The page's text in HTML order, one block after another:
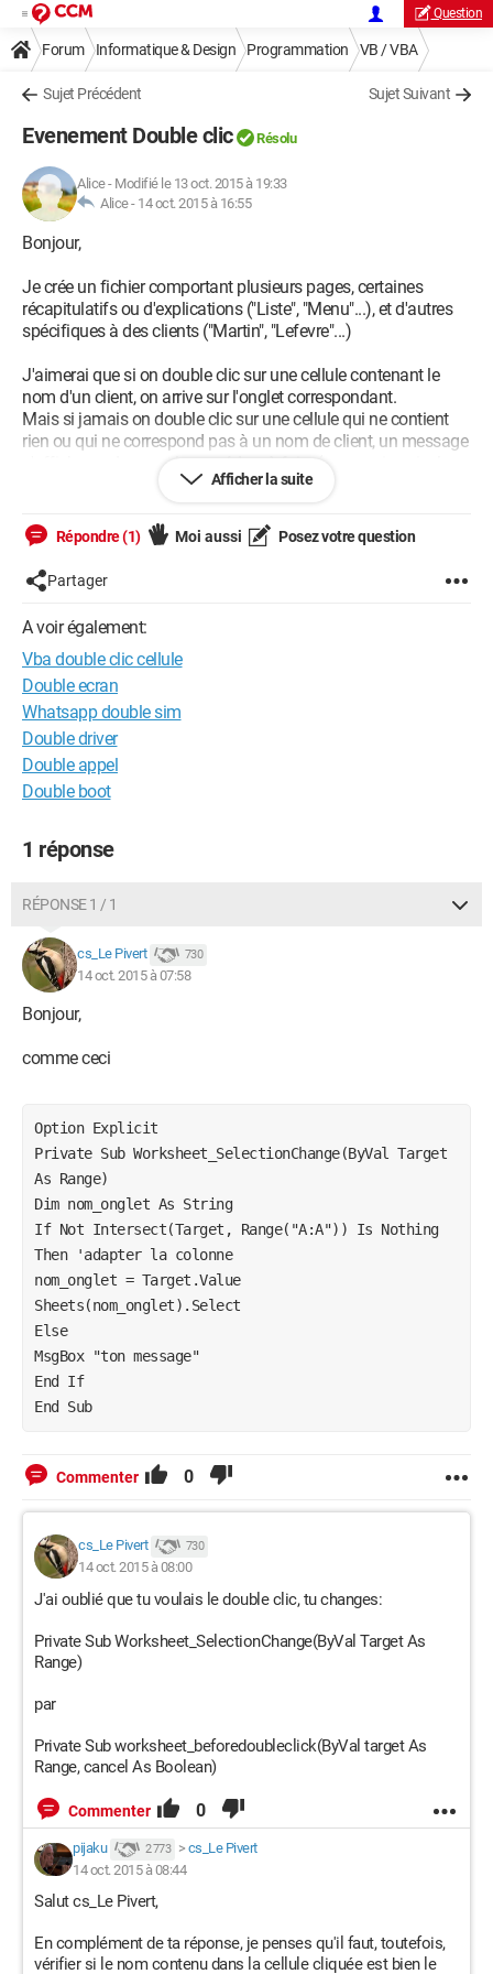
Question
Forum Informatique & Design Programmation VB / VBA
Sujet Précédent Sujet Suivant
Evenement Double clic Résolu
Alice- Modifié le 13 oct. 2015 à 19:33
Alice - 14 oct. 2015 à 16:55
Bonjour,
Je crée un fichier comportant plusieurs pages, certaines
récapitulatifs ou d'explications ("Liste", "Menu"...), et d'autres
spécifiques à des clients ("Martin", "Lefevre"...)
J'aimerai que si on double clic sur une cellule contenant le
nom d'un client, on arrive sur l'onglet correspondant.
Mais si jamais on double clic sur une cellule qui ne contient
rien ou qui ne correspond pas à un nom de client, un message
s'affiche en donnant la procédure à faire (comme inscrire le
nom du client et non le prénom par exemple.Mais pour le
Dans le cas où ça amène bien à un onglet, j'ai réussi en
utilisant le code
Private Sub worksheet_beforedoubleclick(ByVal
Dim nom_onglet As String
nom_onglet = ActiveCell.Value
Sheets(nom_onglet).Select
pas ?
(Je ne suis pas la seule destinée à utiliser le fichier, mes
collègues ne sauront pas le débuguer)
Merci pour votre aide
EDIT : Ajout du LANGAGE dans les balises de code.
Merci d'y penser dans tes prochains messages.
Afficher la suite
Répondre (1) Moi aussi Posez votre question
Partager
A voir également:
Vba double clic cellule
Double ecran
Whatsapp double sim
Double driver
Double appel
Double boot
1 réponse
RÉPONSE 1 / 1
cs_Le Pivert 730
14 oct. 2015 à 07:58
Bonjour,
comme ceci
Option Explicit
Private Sub Worksheet_SelectionChange(ByVal Target
As Range)
Dim nom_onglet As String
If Not Intersect(Target, Range("A:A")) Is Nothing
Then 'adapter la colonne
nom_onglet = Target.Value
Sheets(nom_onglet).Select
Else
MsgBox "ton message"
End If
End Sub
Commenter 0
cs_Le Pivert 730
14 oct. 2015 à 08:00
J'ai oublié que tu voulais le double clic, tu changes:
Private Sub Worksheet_SelectionChange(ByVal Target As
Range)
par
Private Sub worksheet_beforedoubleclick(ByVal target As
Range, cancel As Boolean)
Commenter 0
pijaku 2 773 > cs_Le Pivert
14 oct. 2015 à 08:44
Salut cs_Le Pivert,
En complément de ta réponse, je penses qu'il faut, toutefois,
vérifier si le nom contenu dans la cellule cliquée est bien le